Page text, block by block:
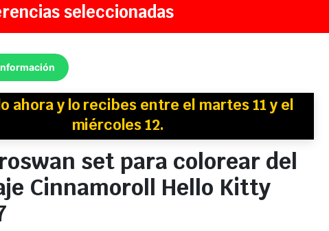
seleccionadas
ahora y lo recibes entre el martes 11 y el
miércoles 12.
set para colorear del
Cinnamoroll Hello Kitty